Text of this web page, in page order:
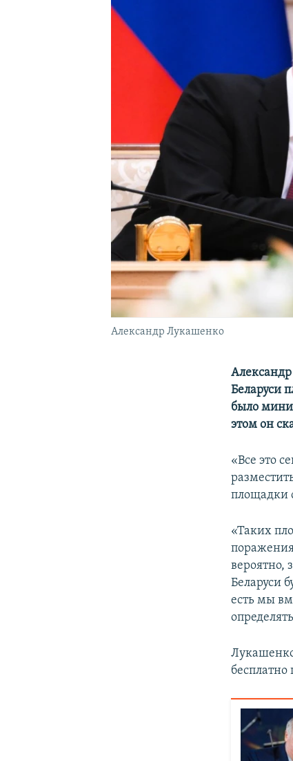
Александр Лукашенко
Беларуси
было
этом он
«Все это
площадки
«Таких
вероятно,
Беларуси
есть мы
Лукашенко
бесплатно